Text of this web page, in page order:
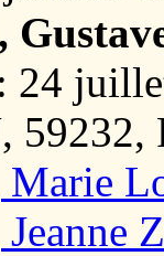
24
59232,